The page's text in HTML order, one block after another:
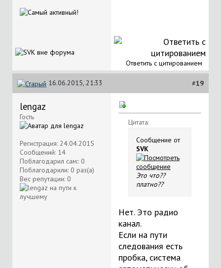
Ответить с цитированием
16.06.2015, 21:33 #19
lengaz
Гость
Регистрация: 24.04.2015
Сообщений: 14
Поблагодарил сам:: 0
Поблагодарили: 0 раз(а)
Вес репутации: 0
Цитата:
Сообщение от
SVK
Это что??
платно??
Нет. Это радио
канал.
Если на пути
следования есть
пробка, система